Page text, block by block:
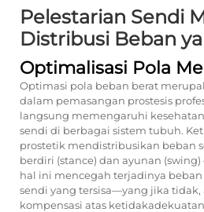
Pelestarian Sendi
Distribusi Beban
Optimalisasi Pola
Optimasi pola beban berat
dalam pemasangan prostesis
langsung memengaruhi
sendi di berbagai sistem tubuh.
prostetik mendistribusikan beban
berdiri (stance) dan ayunan
hal ini mencegah terjadinya
sendi yang tersisa—yang jika tidak,
kompensasi atas